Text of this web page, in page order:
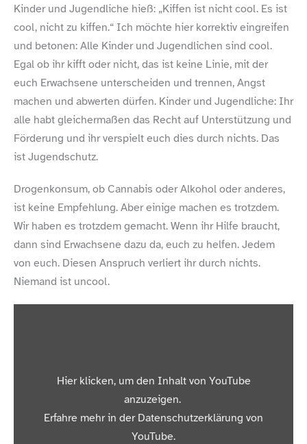
Kinder und Jugendliche hieß: „Kiffen ist nicht cool. Es ist
cool, nicht zu kiffen.“ Ich möchte hier korrektiv eingreifen
und betonen: Alle Kinder und Jugendlichen sind cool.
Egal ob ihr kifft oder nicht, das ist keine Linie, mit der
euch Erwachsene unterscheiden und trennen, Angst
machen und abwerten dürfen. Kinder und Jugendliche: Ihr
alle habt gleichermaßen das Recht auf Unterstützung und
Förderung und ihr verspielt euch dies durch nichts. Das
ist Jugendschutz.
Drogenkonsum, ob Cannabis oder Alkohol oder anderes,
ist keine Empfehlung. Aber einige machen es trotzdem.
Wir haben es trotzdem gemacht. Wenn ihr Hilfe braucht,
dann sind Erwachsene dazu da, euch zu helfen. Jedem
von euch. Diesen Anspruch verliert ihr durch nichts.
Niemand ist uncool.
„Niemand ist uncool. – Philine Edbauer auf der
Hanfparade 2021“ von YouTube anzeigen
Hier klicken, um den Inhalt von YouTube
anzuzeigen.
Erfahre mehr in derDatenschutzerklärung von
YouTube.